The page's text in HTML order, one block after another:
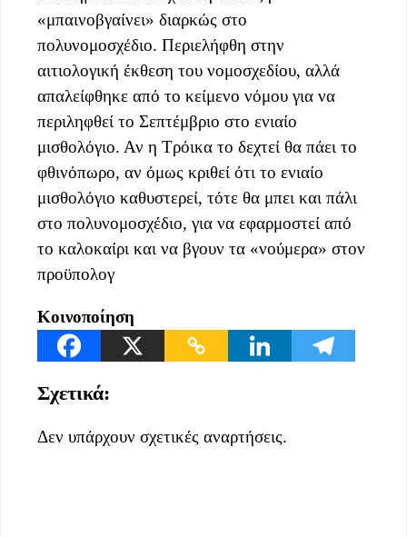
«μπαινοβγαίνει» διαρκώς στο
πολυνομοσχέδιο. Περιελήφθη στην
αιτιολογική έκθεση του νομοσχεδίου, αλλά
απαλείφθηκε από το κείμενο νόμου για να
περιληφθεί το Σεπτέμβριο στο ενιαίο
μισθολόγιο. Αν η Τρόικα το δεχτεί θα πάει το
φθινόπωρο, αν όμως κριθεί ότι το ενιαίο
μισθολόγιο καθυστερεί, τότε θα μπει και πάλι
στο πολυνομοσχέδιο, για να εφαρμοστεί από
το καλοκαίρι και να βγουν τα «νούμερα» στον
προϋπολογ
Κοινοποίηση
Σχετικά:
Δεν υπάρχουν σχετικές αναρτήσεις.